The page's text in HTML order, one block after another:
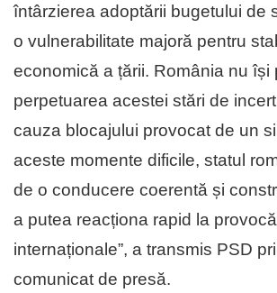
întârzierea adoptării bugetului de
o vulnerabilitate majoră pentru
economică a țării. România nu își
perpetuarea acestei stări de
cauza blocajului provocat de un
aceste momente dificile, statul
de o conducere coerentă și
a putea reacționa rapid la
internaționale”, a transmis PSD
comunicat de presă.